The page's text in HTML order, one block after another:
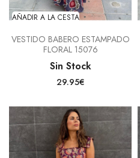
AÑADIR A LA CESTA
VESTIDO BABERO ESTAMPADO
FLORAL 15076
Sin Stock
29.95€